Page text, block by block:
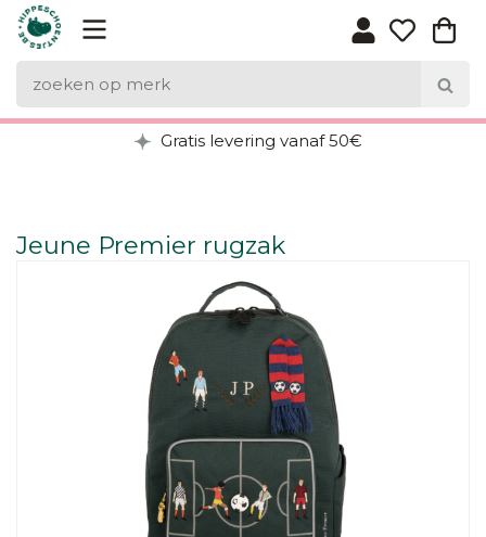
Gratis levering vanaf 50€
Jeune Premier rugzak